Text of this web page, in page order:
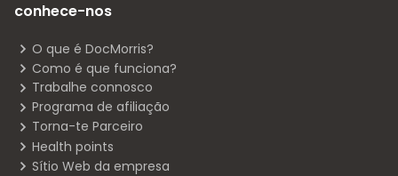
conhece-nos
O que é DocMorris?
Como é que funciona?
Trabalhe connosco
Programa de afiliação
Torna-te Parceiro
Health points
Sítio Web da empresa